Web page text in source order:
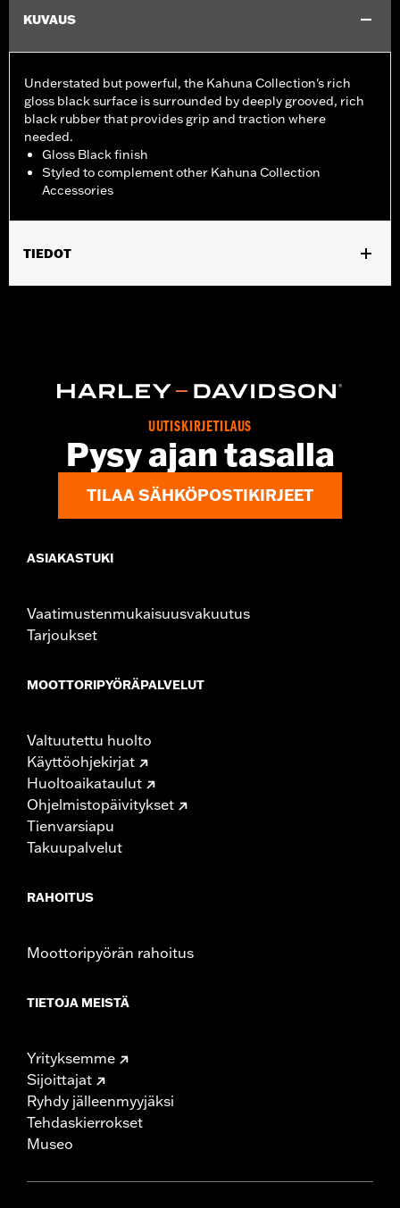
KUVAUS
Understated but powerful, the Kahuna Collection's rich
gloss black surface is surrounded by deeply grooved, rich
black rubber that provides grip and traction where
needed.
Gloss Black finish
Styled to complement other Kahuna Collection
Accessories
TIEDOT
In the Box:Brake Pedal Pad and installation instructions
1 year limited warranty – Go to
d.com/warranty
for full details
UUTISKIRJETILAUS
Pysy ajan tasalla
TILAA SÄHKÖPOSTIKIRJEET
ASIAKASTUKI
Vaatimustenmukaisuusvakuutus
Tarjoukset
MOOTTORIPYÖRÄPALVELUT
Valtuutettu huolto
Käyttöohjekirjat
Huoltoaikataulut
Ohjelmistopäivitykset
Tienvarsiapu
Takuupalvelut
RAHOITUS
Moottoripyörän rahoitus
TIETOJA MEISTÄ
Yrityksemme
Sijoittajat
Ryhdy jälleenmyyjäksi
Tehdaskierrokset
Museo